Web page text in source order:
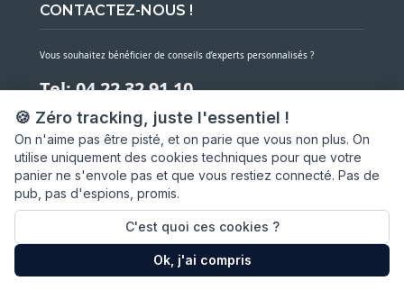
🍪 Zéro tracking, juste l'essentiel !
On n'aime pas être pisté, et on parie que vous non plus. On
utilise uniquement des cookies techniques pour que votre
panier ne s'envole pas et que vous restiez connecté. Pas de
pub, pas d'espions, promis.
C'est quoi ces cookies ?
Ok, j'ai compris
CONTACTEZ-NOUS !
Vous souhaitez bénéficier de conseils d’experts personnalisés ?
Tel: 04 22 32 91 10
Notre service client est à votre écoute du lundi au vendredi de 7h30 à 16h
NOUS CONTACTER PAR MESSAGE
SARL ASP06
66 av. Michel Jourdan
06150 CANNES LA BOCCA